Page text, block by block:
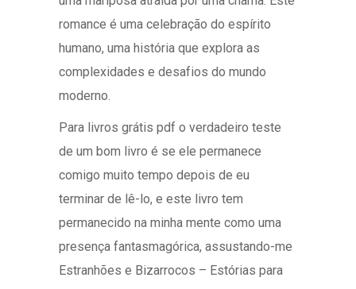
romance é uma celebração do espírito
humano, uma história que explora as
complexidades e desafios do mundo
moderno.
Para livros grátis pdf o verdadeiro teste
de um bom livro é se ele permanece
comigo muito tempo depois de eu
terminar de lê-lo, e este livro tem
permanecido na minha mente como uma
presença fantasmagórica, assustando-me
Estranhões e Bizarrocos – Estórias para